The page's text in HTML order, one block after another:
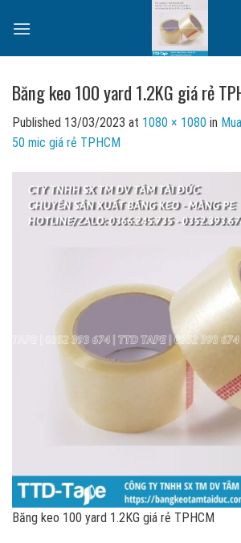
Băng keo 100 yard 1.2KG giá rẻ
Published 13/03/2023 at 1080 × 1080 in
50 mic giá rẻ TPHCM
Băng keo 100 yard 1.2KG giá rẻ TPHCM